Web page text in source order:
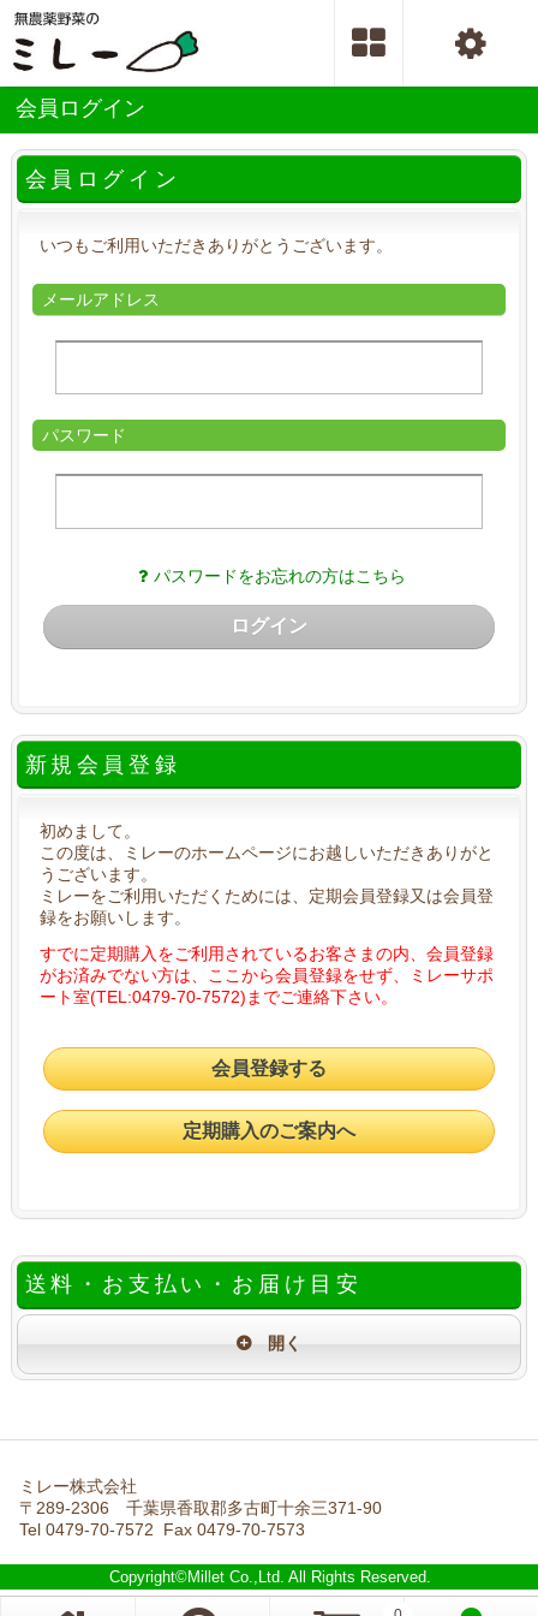
会員ログイン
会員ログイン
いつもご利用いただきありがとうございます。
メールアドレス
パスワード
パスワードをお忘れの方はこちら
ログイン
新規会員登録
初めまして。
この度は、ミレーのホームページにお越しいただきありがと
うございます。
ミレーをご利用いただくためには、定期会員登録又は会員登
録をお願いします。
すでに定期購入をご利用されているお客さまの内、会員登録
がお済みでない方は、ここから会員登録をせず、ミレーサポ
ート室(TEL:0479-70-7572)までご連絡下さい。
会員登録する
定期購入のご案内へ
送料・お支払い・お届け目安
ミレー株式会社
〒289-2306 千葉県香取郡多古町十余三371-90
Tel 0479-70-7572 Fax 0479-70-7573
Copyright©Millet Co.,Ltd. All Rights Reserved.